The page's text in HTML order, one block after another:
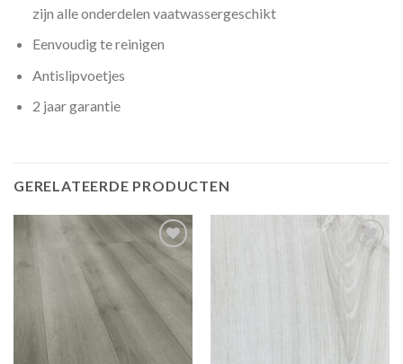
zijn alle onderdelen vaatwassergeschikt
Eenvoudig te reinigen
Antislipvoetjes
2 jaar garantie
GERELATEERDE PRODUCTEN
Add to